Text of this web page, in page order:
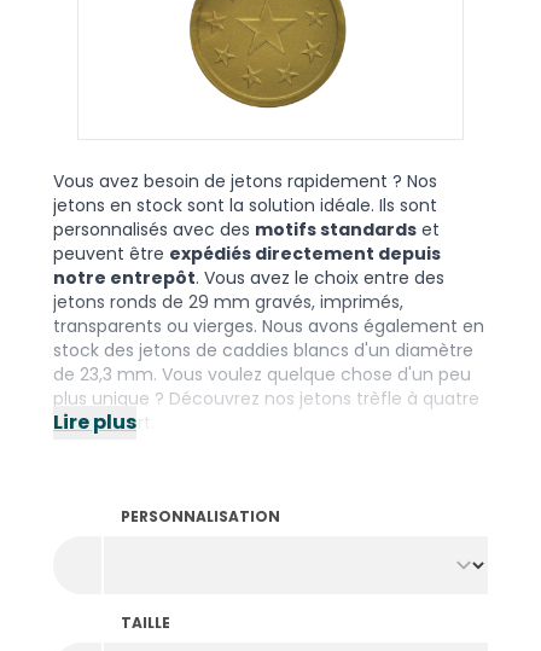
Vous avez besoin de jetons rapidement ? Nos
jetons en stock sont la solution idéale. Ils sont
personnalisés avec des motifs standards et
peuvent être expédiés directement depuis
notre entrepôt. Vous avez le choix entre des
jetons ronds de 29 mm gravés, imprimés,
transparents ou vierges. Nous avons également en
stock des jetons de caddies blancs d'un diamètre
de 23,3 mm. Vous voulez quelque chose d'un peu
plus unique ? Découvrez nos jetons trèfle à quatre
feuilles vert.
le bon matériau pour chaque occasion ! Vous
Lire plus
PERSONNALISATION
TAILLE